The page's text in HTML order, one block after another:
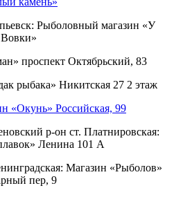
Рыболовный магазин «У
Вовки»
проспект Октябрьский, 83
рыбака» Никитская 27 2 этаж
«Окунь» Российская, 99
р-он ст. Платнировская:
Ленина 101 А
Магазин «Рыболов»
пер, 9